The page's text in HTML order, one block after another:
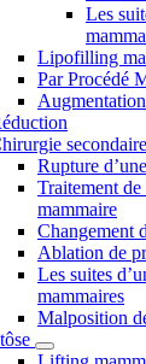
Les
Lipofilling
Par Procédé
secondaire
Rupture
Traitement
mammaire
Changement
Ablation de
Les suites
mammaires
Malposition